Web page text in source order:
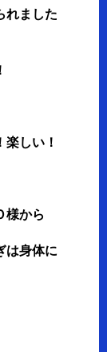
れました
しい！
様から
は身体に